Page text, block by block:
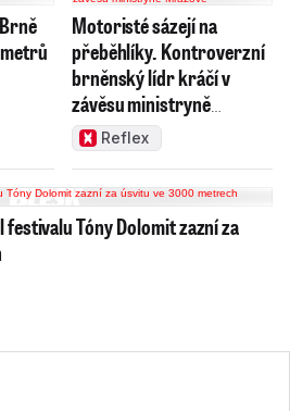
Motoristé sázejí na
přeběhlíky. Kontroverzní
brněnský lídr kráčí v
závěsu ministryně
Mrázové
Reflex
Tóny Dolomit zazní za